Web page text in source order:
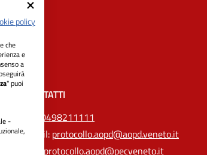
CONTATTI
0498211111
Email: protocollo.aopd@aopd.veneto.it
protocollo.aopd@pecveneto.it
policy
che
e
a
" puoi
-